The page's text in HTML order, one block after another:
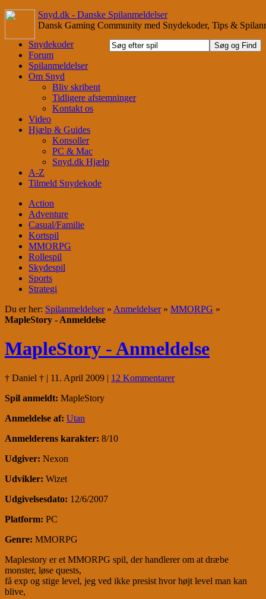
Snyd.dk - Danske Spilanmeldelser
Dansk Gaming Community med Snydekoder, Tips &
Snydekoder
Forum
Spilanmeldelser
Om Snyd
Bliv skribent
Tidligere afstemninger
Kontakt os
Video
Hjælp & Guides
Konsoller
PC & Mac
Snyd.dk Hjælp
A-Z
Tilmeld Snydekode
Action
Adventure
Casual/Familie
Kortspil
MMORPG
Rollespil
Skydespil
Sports
Strategi
Du er her: Spilanmeldelser» Anmeldelser» MMORPG »
MapleStory - Anmeldelse
MapleStory - Anmeldelse
† Daniel † | 11. April 2009 | 12 Kommentarer
Spil anmeldt: MapleStory
Anmeldelse af: Utan
Anmelderens karakter: 8/10
Udgiver: Nexon
Udvikler: Wizet
Udgivelsesdato: 12/6/2007
Platform: PC
Genre: MMORPG
Maplestory er et MMORPG spil, der handlerer om at dræbe
monster, løse quests,
få exp og stige level, jeg ved ikke presist hvor højt level man kan
blive,